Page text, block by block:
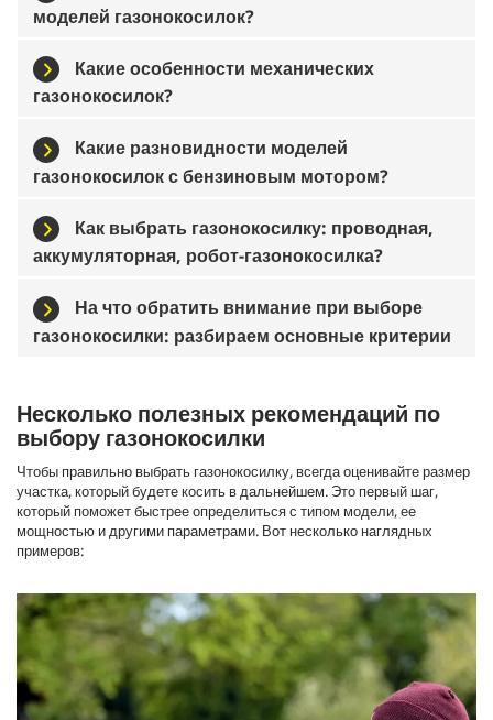
моделей газонокосилок?
Какие особенности механических
газонокосилок?
Какие разновидности моделей
газонокосилок с бензиновым мотором?
Как выбрать газонокосилку: проводная,
аккумуляторная, робот-газонокосилка?
На что обратить внимание при выборе
газонокосилки: разбираем основные критерии
Несколько полезных рекомендаций по
выбору газонокосилки
Чтобы правильно выбрать газонокосилку, всегда оценивайте размер
участка, который будете косить в дальнейшем. Это первый шаг,
который поможет быстрее определиться с типом модели, ее
мощностью и другими параметрами. Вот несколько наглядных
примеров: